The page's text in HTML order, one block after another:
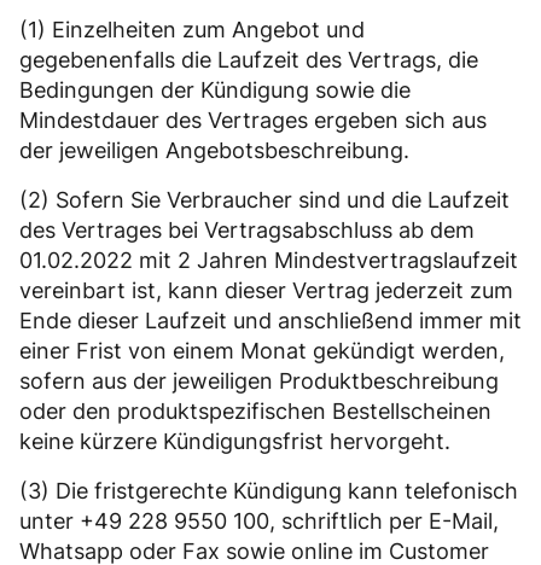
(1) Einzelheiten zum Angebot und
gegebenenfalls die Laufzeit des Vertrags, die
Bedingungen der Kündigung sowie die
Mindestdauer des Vertrages ergeben sich aus
der jeweiligen Angebotsbeschreibung.
(2) Sofern Sie Verbraucher sind und die Laufzeit
des Vertrages bei Vertragsabschluss ab dem
01.02.2022 mit 2 Jahren Mindestvertragslaufzeit
vereinbart ist, kann dieser Vertrag jederzeit zum
Ende dieser Laufzeit und anschließend immer mit
einer Frist von einem Monat gekündigt werden,
sofern aus der jeweiligen Produktbeschreibung
oder den produktspezifischen Bestellscheinen
keine kürzere Kündigungsfrist hervorgeht.
(3) Die fristgerechte Kündigung kann telefonisch
unter +49 228 9550 100, schriftlich per E-Mail,
Whatsapp oder Fax sowie online im Customer